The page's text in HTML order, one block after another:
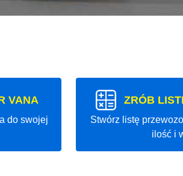
VANA
do swojej
ZRÓB
Stwórz listę
ilość i